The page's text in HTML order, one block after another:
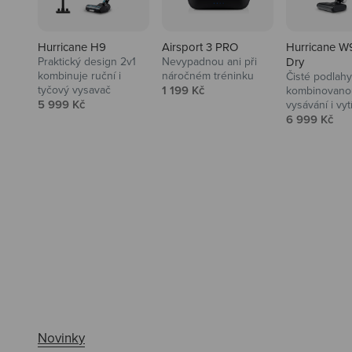
Hurricane H9
Praktický design 2v1
kombinuje ruční i
tyčový vysavač
Prodejní cena
5 999 Kč
Airsport 3 PRO
Nevypadnou ani při
náročném tréninku
Prodejní cena
1 199 Kč
Hurricane
Dry
Čisté
vysávání i
Prodejní cena
6 999 Kč